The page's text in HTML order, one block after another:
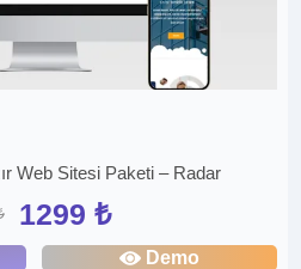
Web Sitesi Paketi – Radar
1299 ₺
Demo